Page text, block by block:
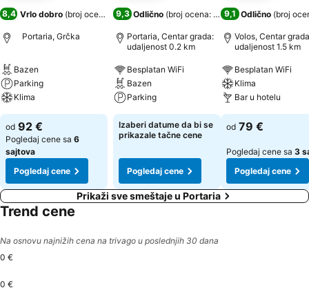
8,4 Vrlo dobro (broj ocena: 1.961)
Portaria, Grčka
Bazen
Parking
Klima
od 92 €
Pogledaj cene sa 6
sajtova
Pogledaj cene
9,3 Odlično (broj ocena: 1.427)
Portaria, Centar grada:
udaljenost 0.2 km
Besplatan WiFi
Bazen
Parking
Izaberi datume da bi se
prikazale tačne cene
Pogledaj cene
9,1 Odlično (broj
Volos, Centar
udaljenost 1.5 km
Besplatan WiFi
Klima
Bar u hotelu
od 79 €
Pogledaj cene sa 3
Pogledaj cene
Prikaži sve smeštaje u Portaria
Trend cene
Na osnovu najnižih cena na trivago u poslednjih 30 dana
0 €
0 €